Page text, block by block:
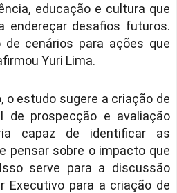
educação e cultura que
endereçar desafios futuros.
de cenários para ações que
Yuri Lima.
o estudo sugere a criação de
de prospecção e avaliação
capaz de identificar as
pensar sobre o impacto que
serve para a discussão
Executivo para a criação de